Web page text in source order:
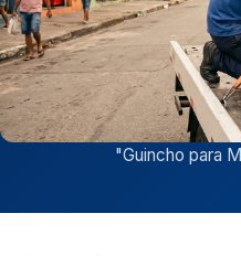
"Guincho para